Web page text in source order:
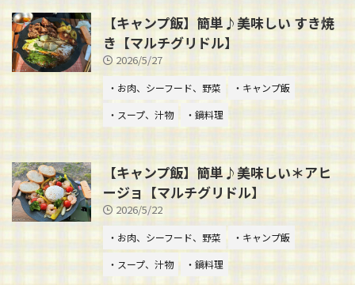
【キャンプ飯】簡単♪美味しい すき焼
き【マルチグリドル】
2026/5/27
・お肉、シーフード、野菜
・キャンプ飯
・スープ、汁物
・鍋料理
【キャンプ飯】簡単♪美味しい＊アヒ
ージョ【マルチグリドル】
2026/5/22
・お肉、シーフード、野菜
・キャンプ飯
・スープ、汁物
・鍋料理